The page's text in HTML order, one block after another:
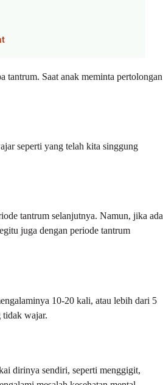
tantrum. Saat anak meminta pertolongan
seperti yang telah kita singgung
tantrum selanjutnya. Namun, jika ada
juga dengan periode tantrum
10-20 kali, atau lebih dari 5
tidak wajar.
dirinya sendiri, seperti menggigit,